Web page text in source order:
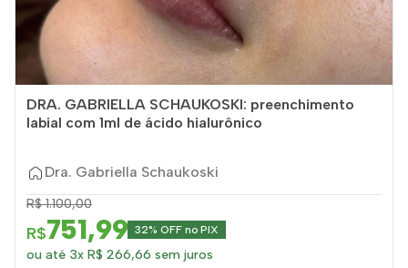
DRA. GABRIELLA SCHAUKOSKI: preenchimento
labial com 1ml de ácido hialurônico
Dra. Gabriella Schaukoski
R$ 1.100,00
R$751,99 32% OFF no PIX
ou até 3x R$ 266,66 sem juros